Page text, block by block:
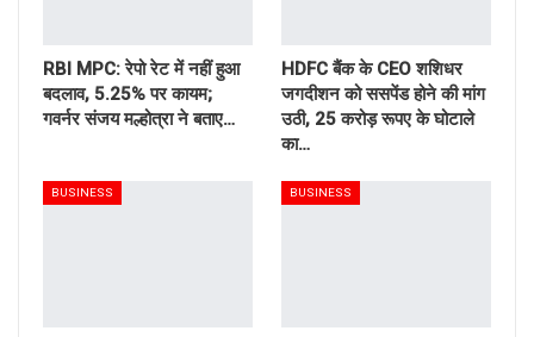
RBI MPC: रेपो रेट में नहीं हुआ
बदलाव, 5.25% पर कायम;
गवर्नर संजय मल्होत्रा ने बताए…
HDFC बैंक के CEO शशिधर
जगदीशन को ससपेंड होने की मांग
उठी, 25 करोड़ रूपए के घोटाले
का…
BUSINESS BUSINESS